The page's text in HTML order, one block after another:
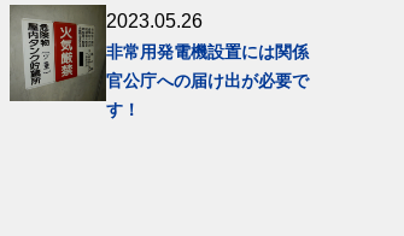
2023.05.26
非常用発電機設置には関係
官公庁への届け出が必要で
す！